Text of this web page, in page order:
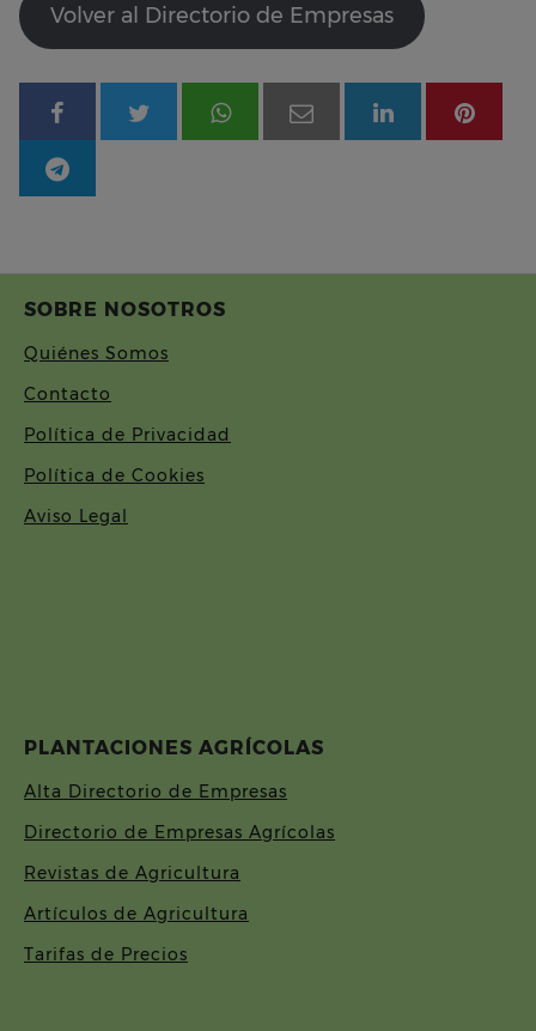
Volver al Directorio de Empresas
SOBRE NOSOTROS
Quiénes Somos
Contacto
Política de Privacidad
Política de Cookies
Aviso Legal
PLANTACIONES AGRÍCOLAS
Alta Directorio de Empresas
Directorio de Empresas Agrícolas
Revistas de Agricultura
Artículos de Agricultura
Tarifas de Precios